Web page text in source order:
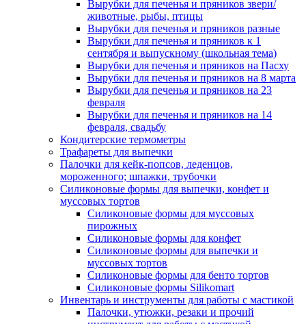
Вырубки для печенья и пряников звери/
животные, рыбы, птицы
Вырубки для печенья и пряников разные
Вырубки для печенья и пряников к 1
сентября и выпускному (школьная тема)
Вырубки для печенья и пряников на Пасху
Вырубки для печенья и пряников на 8 марта
Вырубки для печенья и пряников на 23
февраля
Вырубки для печенья и пряников на 14
февраля, свадьбу
Кондитерские термометры
Трафареты для выпечки
Палочки для кейк-попсов, леденцов,
мороженного; шпажки, трубочки
Силиконовые формы для выпечки, конфет и
муссовых тортов
Силиконовые формы для муссовых
пирожных
Силиконовые формы для конфет
Силиконовые формы для выпечки и
муссовых тортов
Силиконовые формы для бенто тортов
Силиконовые формы Silikomart
Инвентарь и инструменты для работы с мастикой
Палочки, утюжки, резаки и прочий